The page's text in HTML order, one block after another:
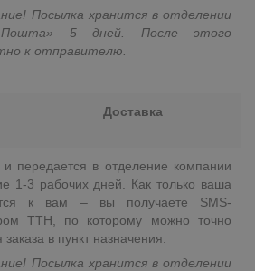
Посылка хранится в отделении
Пошта» 5 дней. После этого
к отправителю.
Доставка
и передается в отделение компании
1-3 рабочих дней. Как только ваша
к вам – вы получаете SMS-
ТТН, по которому можно точно
в пункт назначения.
Посылка хранится в отделении